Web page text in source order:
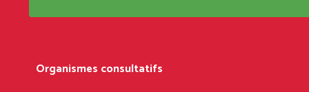
Organismes consultatifs